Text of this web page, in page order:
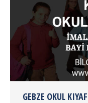
GEBZE OKUL